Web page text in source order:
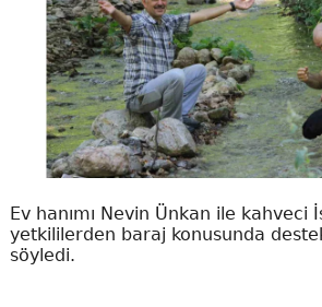
Ev hanımı Nevin Ünkan ile kahveci
yetkililerden baraj konusunda
söyledi.